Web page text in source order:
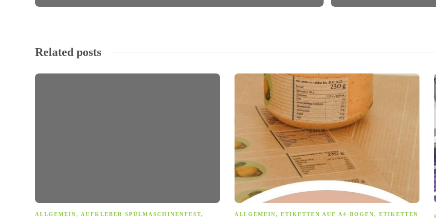
Related posts
ALLGEMEIN, AUFKLEBER SPÜLMASCHINENFEST, ALLGEMEIN, ETIKETTEN AUF A4-BOGEN, ETIKETTEN